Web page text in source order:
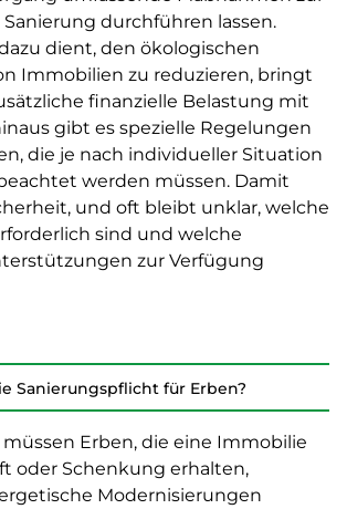
durchführen lassen.
dient, den ökologischen
Immobilien zu reduzieren, bringt
finanzielle Belastung mit
gibt es spezielle Regelungen
die je nach individueller Situation
werden müssen. Damit
und oft bleibt unklar, welche
sind und welche
zur Verfügung
Sanierungspflicht für Erben?
müssen Erben, die eine Immobilie
oder Schenkung erhalten,
Modernisierungen